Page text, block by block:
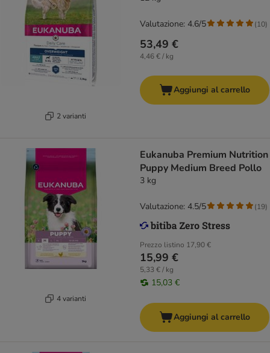
2 varianti
53,49 €
4,46 € / kg
Valutazione: 4.6/5 (10)
Aggiungi al carrello
4 varianti
Eukanuba Premium Nutrition
Puppy Medium Breed Pollo
3 kg
Prezzo listino 17,90 €
15,99 €
5,33 € / kg
15,03 €
Valutazione: 4.5/5 (19)
Aggiungi al carrello